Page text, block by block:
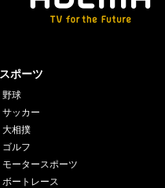
スポーツ
野球
サッカー
大相撲
ゴルフ
モータースポーツ
ボートレース